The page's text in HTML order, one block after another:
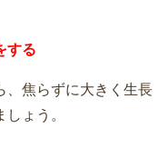
する
、焦らずに大きく生長
ょう。